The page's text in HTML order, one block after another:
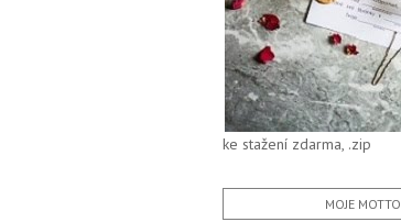
ke stažení zdarma, .zip
MOJE MOTTO